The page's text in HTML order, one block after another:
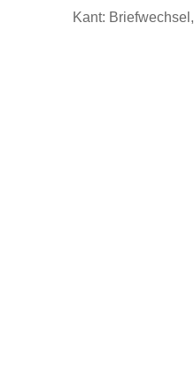
Kant: Briefwechsel,